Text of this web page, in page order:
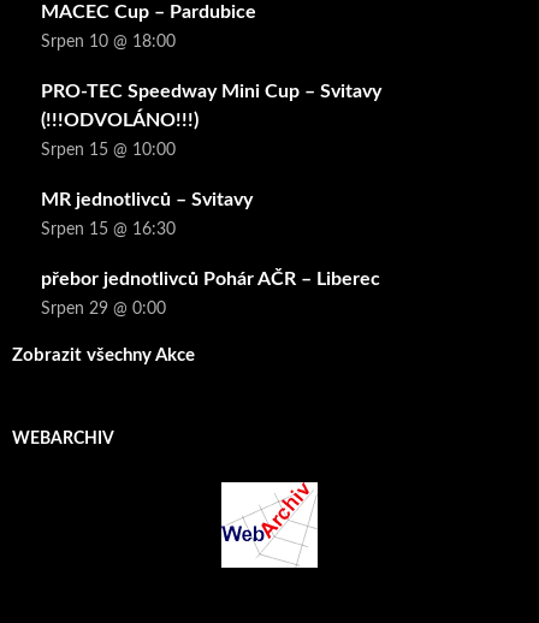
MACEC Cup – Pardubice
Srpen 10 @ 18:00
PRO-TEC Speedway Mini Cup – Svitavy
(!!!ODVOLÁNO!!!)
Srpen 15 @ 10:00
MR jednotlivců – Svitavy
Srpen 15 @ 16:30
přebor jednotlivců Pohár AČR – Liberec
Srpen 29 @ 0:00
Zobrazit všechny Akce
WEBARCHIV